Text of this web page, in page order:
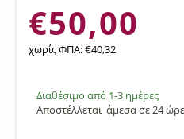
€50,00
χωρίς ΦΠΑ:€40,32
Διαθέσιμο από 1-3 ημέρες
Αποστέλλεται άμεσα σε 24